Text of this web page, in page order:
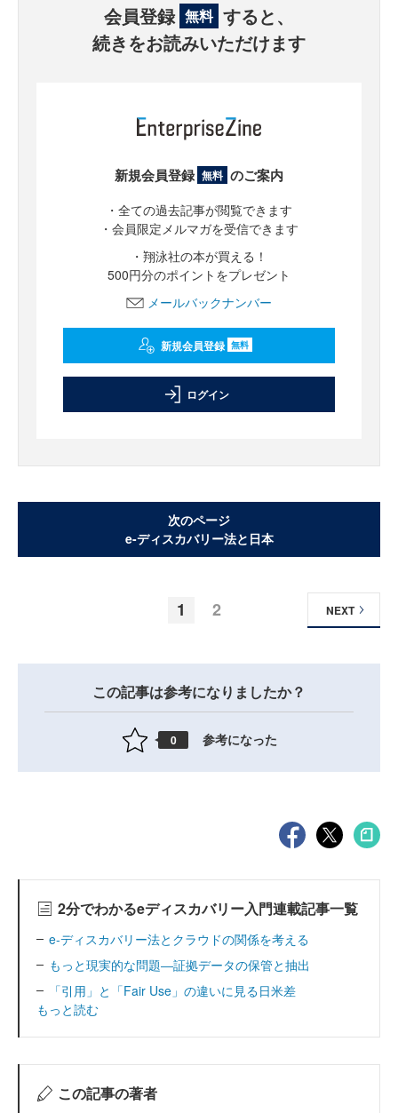
会員登録 無料 すると、
続きをお読みいただけます
新規会員登録 無料 のご案内
・全ての過去記事が閲覧できます
・会員限定メルマガを受信できます
・翔泳社の本が買える！
500円分のポイントをプレゼント
メールバックナンバー
新規会員登録 無料
ログイン
次のページ
e-ディスカバリー法と日本
1 2 NEXT
この記事は参考になりましたか？
0 参考になった
2分でわかるeディスカバリー入門連載記事一覧
e-ディスカバリー法とクラウドの関係を考える
もっと現実的な問題―証拠データの保管と抽出
「引用」と「Fair Use」の違いに見る日米差
もっと読む
この記事の著者